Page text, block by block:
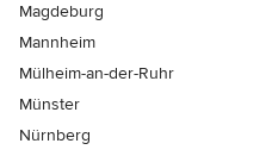
Magdeburg
Mannheim
Mülheim-an-der-Ruhr
Münster
Nürnberg